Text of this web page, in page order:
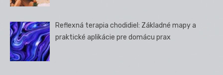
Reflexná terapia chodidiel: Základné mapy a
praktické aplikácie pre domácu prax